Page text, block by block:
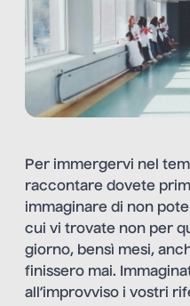
Per immergervi nel
raccontare dovete
immaginare di non
cui vi trovate non per
giorno, bensì mesi,
finissero mai.
all’improvviso i vostri